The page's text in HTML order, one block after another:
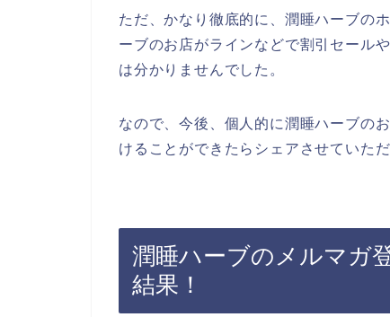
ただ、かなり徹底的に、潤睡ハーブの
ーブのお店がラインなどで割引セール
は分かりませんでした。
なので、今後、個人的に潤睡ハーブの
けることができたらシェアさせていた
潤睡ハーブのメルマガ
結果！